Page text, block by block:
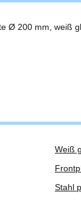
Ø 200 mm, weiß
Weiß
Stahl